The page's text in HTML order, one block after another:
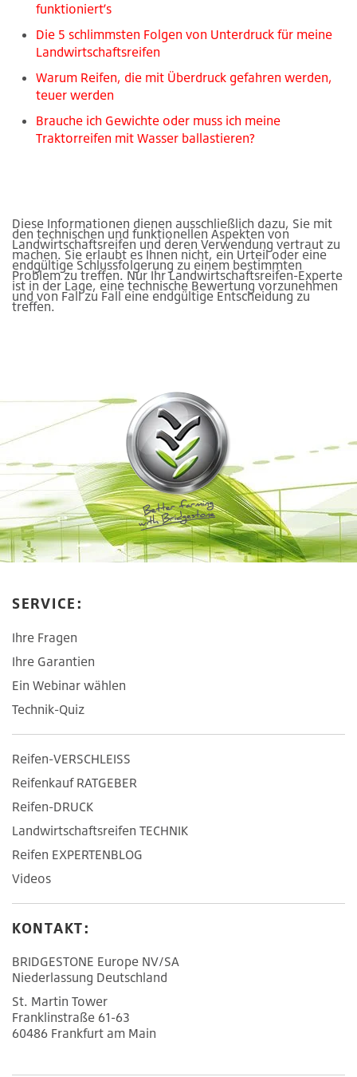
funktioniertʼs
Die 5 schlimmsten Folgen von Unterdruck für meine
Landwirtschaftsreifen
Warum Reifen, die mit Überdruck gefahren werden,
teuer werden
Brauche ich Gewichte oder muss ich meine
Traktorreifen mit Wasser ballastieren?
Diese Informationen dienen ausschließlich dazu, Sie mit
den technischen und funktionellen Aspekten von
Landwirtschaftsreifen und deren Verwendung vertraut zu
machen. Sie erlaubt es Ihnen nicht, ein Urteil oder eine
endgültige Schlussfolgerung zu einem bestimmten
Problem zu treffen. Nur Ihr Landwirtschaftsreifen-Experte
ist in der Lage, eine technische Bewertung vorzunehmen
und von Fall zu Fall eine endgültige Entscheidung zu
treffen.
SERVICE:
Ihre Fragen
Ihre Garantien
Ein Webinar wählen
Technik-Quiz
Reifen-VERSCHLEISS
Reifenkauf RATGEBER
Reifen-DRUCK
Landwirtschaftsreifen TECHNIK
Reifen EXPERTENBLOG
Videos
KONTAKT:
BRIDGESTONE Europe NV/SA
Niederlassung Deutschland
St. Martin Tower
Franklinstraße 61-63
60486 Frankfurt am Main